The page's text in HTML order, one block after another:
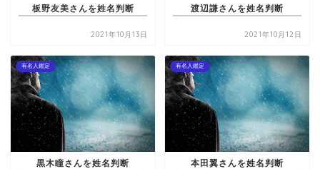
板野友美さんを姓名判断
2021年10月13日
渡辺謙さんを姓名判断
2021年10月12日
有名人鑑定
黒木瞳さんを姓名判断
有名人鑑定
本田翼さんを姓名判断